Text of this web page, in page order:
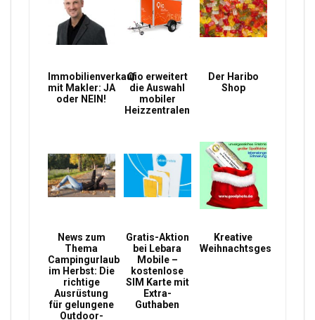
Immobilienverkauf
mit Makler: JA
oder NEIN!
Qio erweitert
die Auswahl
mobiler
Heizzentralen
Der Haribo
Shop
News zum
Thema
Campingurlaub
im Herbst: Die
richtige
Ausrüstung
für gelungene
Outdoor-
Gratis-Aktion
bei Lebara
Mobile –
kostenlose
SIM Karte mit
Extra-
Guthaben
Kreative
Weihnachtsgeschenke